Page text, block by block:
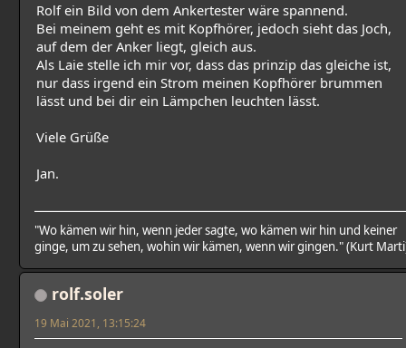
Rolf ein Bild von dem Ankertester wäre spannend.
Bei meinem geht es mit Kopfhörer, jedoch sieht das Joch,
auf dem der Anker liegt, gleich aus.
Als Laie stelle ich mir vor, dass das prinzip das gleiche ist,
nur dass irgend ein Strom meinen Kopfhörer brummen
lässt und bei dir ein Lämpchen leuchten lässt.
Viele Grüße
Jan.
"Wo kämen wir hin, wenn jeder sagte, wo kämen wir hin und keiner
ginge, um zu sehen, wohin wir kämen, wenn wir gingen." (Kurt
rolf.soler
19 Mai 2021, 13:15:24